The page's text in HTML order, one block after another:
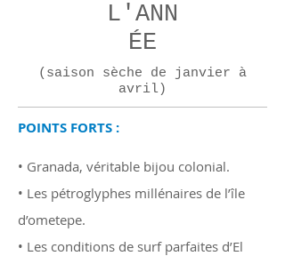
L'ANN
ÉE
(saison sèche de janvier à
avril)
POINTS FORTS :
• Granada, véritable bijou colonial.
• Les pétroglyphes millénaires de l’île
d’ometepe.
• Les conditions de surf parfaites d’El